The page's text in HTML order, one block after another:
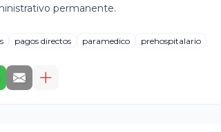
permanente.
pagos directos paramedico prehospitalario